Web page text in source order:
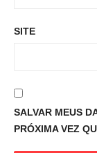
SITE
SALVAR MEUS
PRÓXIMA VEZ